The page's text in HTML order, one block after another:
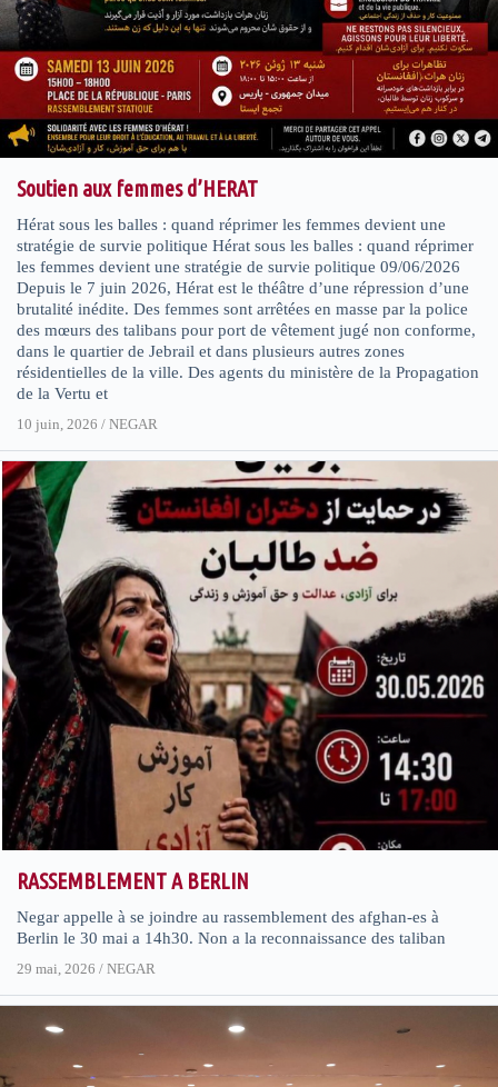
Soutien aux femmes d’HERAT
Hérat sous les balles : quand réprimer les femmes devient une
stratégie de survie politique Hérat sous les balles : quand réprimer
les femmes devient une stratégie de survie politique 09/06/2026
Depuis le 7 juin 2026, Hérat est le théâtre d’une répression d’une
brutalité inédite. Des femmes sont arrêtées en masse par la police
des mœurs des talibans pour port de vêtement jugé non conforme,
dans le quartier de Jebrail et dans plusieurs autres zones
résidentielles de la ville. Des agents du ministère de la Propagation
de la Vertu et
10 juin, 2026 / NEGAR
RASSEMBLEMENT A BERLIN
Negar appelle à se joindre au rassemblement des afghan-es à
Berlin le 30 mai a 14h30. Non a la reconnaissance des taliban
29 mai, 2026 / NEGAR